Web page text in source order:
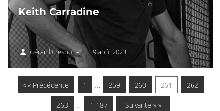
Keith Carradine
Gérard Crespo – 9 août 2023
« « Précédente 1 … 259 260 261 262
263 … 1 187 Suivante » »